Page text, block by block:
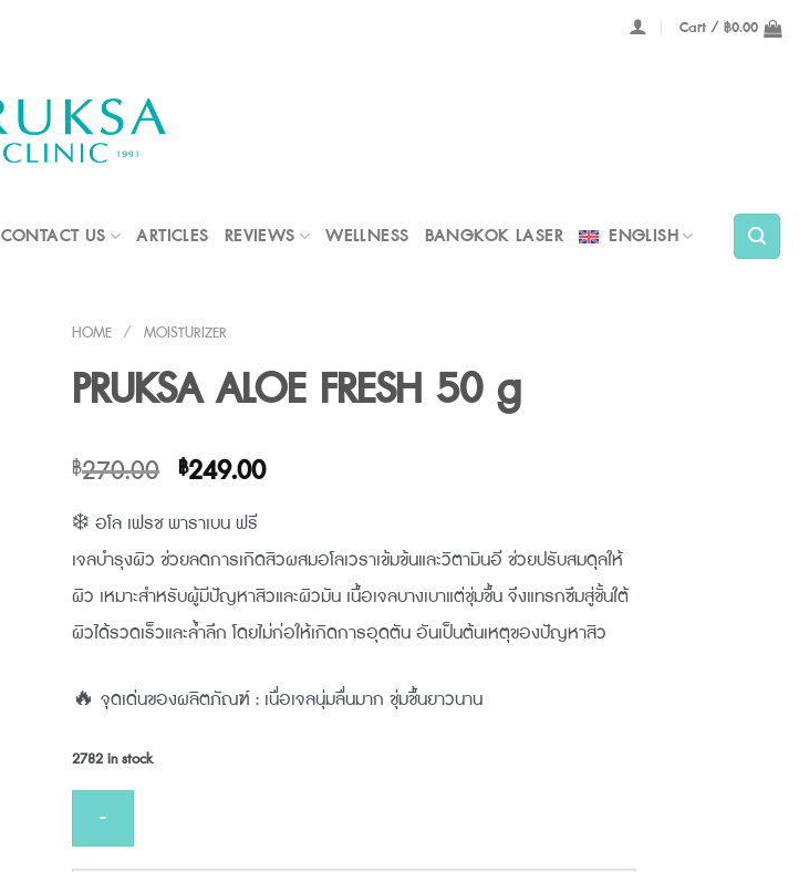
Cart / ฿0.00
CONTACT US ARTICLES REVIEWS WELLNESS BANGKOK LASER ENGLISH
HOME / MOISTURIZER
PRUKSA ALOE FRESH 50 g
฿270.00 Original
was:
฿270.00.
฿249.00Current
฿249.00.
❄️ อโล เฟรช พาราเบน ฟรี
เจลบำรุงผิว ช่วยลดการเกิดสิวผสมอโลเวราเข้มข้นและวิตามินอี ช่วยปรับสมดุลให้
ผิว เหมาะสำหรับผู้มีปัญหาสิวและผิวมัน เนื้อเจลบางเบาแต่ชุ่มชื้น จึงแทรกซึมสู่ชั้นใต้
ผิวได้รวดเร็วและล้ำลึก โดยไม่ก่อให้เกิดการอุดตัน อันเป็นต้นเหตุของปัญหาสิว
🔥 จุดเด่นของผลิตภัณฑ์ : เนื่อเจลนุ่มลื่นมาก ชุ่มชื้นยาวนาน
2782 in stock